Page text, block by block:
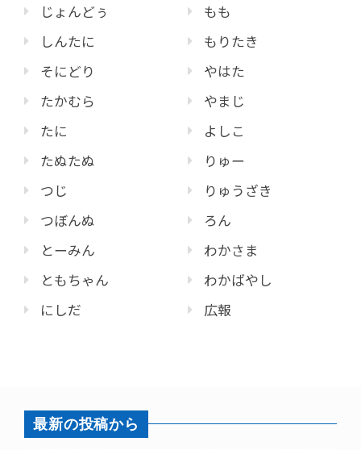
じょんどぅ
しんたに
そにどり
たかむら
たに
たぬたぬ
つじ
つぼんぬ
とーみん
ともちゃん
にしだ
もも
もりたき
やはた
やまじ
よしこ
りゅー
りゅうざき
ろん
わかさま
わかばやし
広報
最新の投稿から